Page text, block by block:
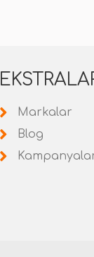
Markalar
Blog